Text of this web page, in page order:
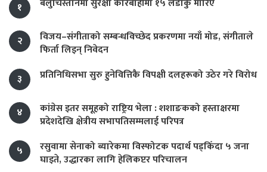
१
२
विजय–संगीताको सम्बन्धविच्छेद प्रकरणमा नयाँ मोड, संगीता‍ले
फिर्ता लिइन् निवेदन
३
प्रतिनिधिसभा सुरु हुनेवित्तिकै विपक्षी दलहरूको उठेर गरे विरोध
४
कांग्रेस इतर समूहको राष्ट्रिय भेला : शशाङकको हस्ताक्षरमा
प्रदेशदेखि क्षेत्रीय सभापतिसम्मलाई परिपत्र
५
रसुवामा सेनाको ब्यारेकमा विस्फोटक पदार्थ पड्किँदा ५ जना
घाइते, उद्धारका लागि हेलिकप्टर परिचालन